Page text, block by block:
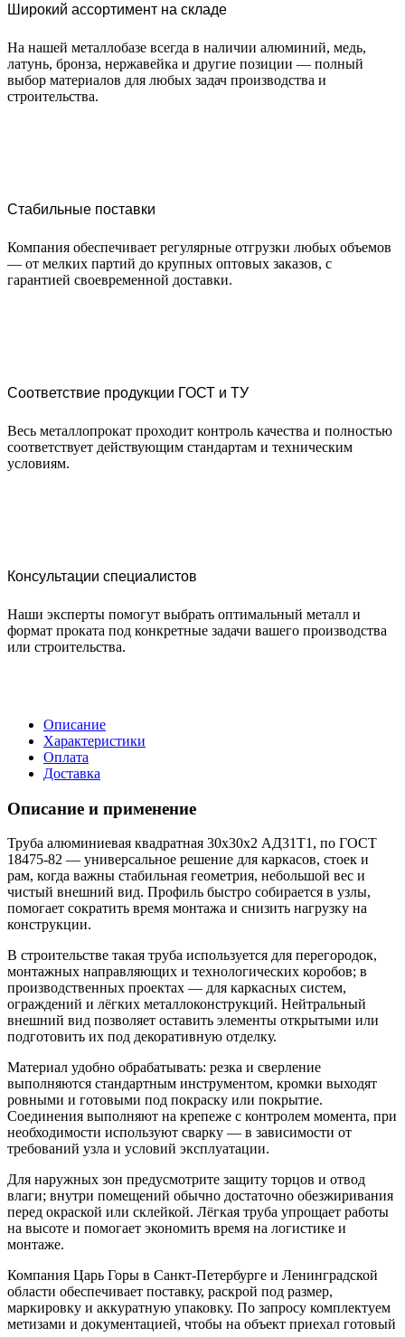
Широкий ассортимент на складе
На нашей металлобазе всегда в наличии алюминий, медь,
латунь, бронза, нержавейка и другие позиции — полный
выбор материалов для любых задач производства и
строительства.
Стабильные поставки
Компания обеспечивает регулярные отгрузки любых объемов
— от мелких партий до крупных оптовых заказов, с
гарантией своевременной доставки.
Соответствие продукции ГОСТ и ТУ
Весь металлопрокат проходит контроль качества и полностью
соответствует действующим стандартам и техническим
условиям.
Консультации специалистов
Наши эксперты помогут выбрать оптимальный металл и
формат проката под конкретные задачи вашего производства
или строительства.
Описание
Характеристики
Оплата
Доставка
Описание и применение
Труба алюминиевая квадратная 30х30х2 АД31Т1, по ГОСТ
18475-82 — универсальное решение для каркасов, стоек и
рам, когда важны стабильная геометрия, небольшой вес и
чистый внешний вид. Профиль быстро собирается в узлы,
помогает сократить время монтажа и снизить нагрузку на
конструкции.
В строительстве такая труба используется для перегородок,
монтажных направляющих и технологических коробов; в
производственных проектах — для каркасных систем,
ограждений и лёгких металлоконструкций. Нейтральный
внешний вид позволяет оставить элементы открытыми или
подготовить их под декоративную отделку.
Материал удобно обрабатывать: резка и сверление
выполняются стандартным инструментом, кромки выходят
ровными и готовыми под покраску или покрытие.
Соединения выполняют на крепеже с контролем момента, при
необходимости используют сварку — в зависимости от
требований узла и условий эксплуатации.
Для наружных зон предусмотрите защиту торцов и отвод
влаги; внутри помещений обычно достаточно обезжиривания
перед окраской или склейкой. Лёгкая труба упрощает работы
на высоте и помогает экономить время на логистике и
монтаже.
Компания Царь Горы в Санкт-Петербурге и Ленинградской
области обеспечивает поставку, раскрой под размер,
маркировку и аккуратную упаковку. По запросу комплектуем
метизами и документацией, чтобы на объект приехал готовый